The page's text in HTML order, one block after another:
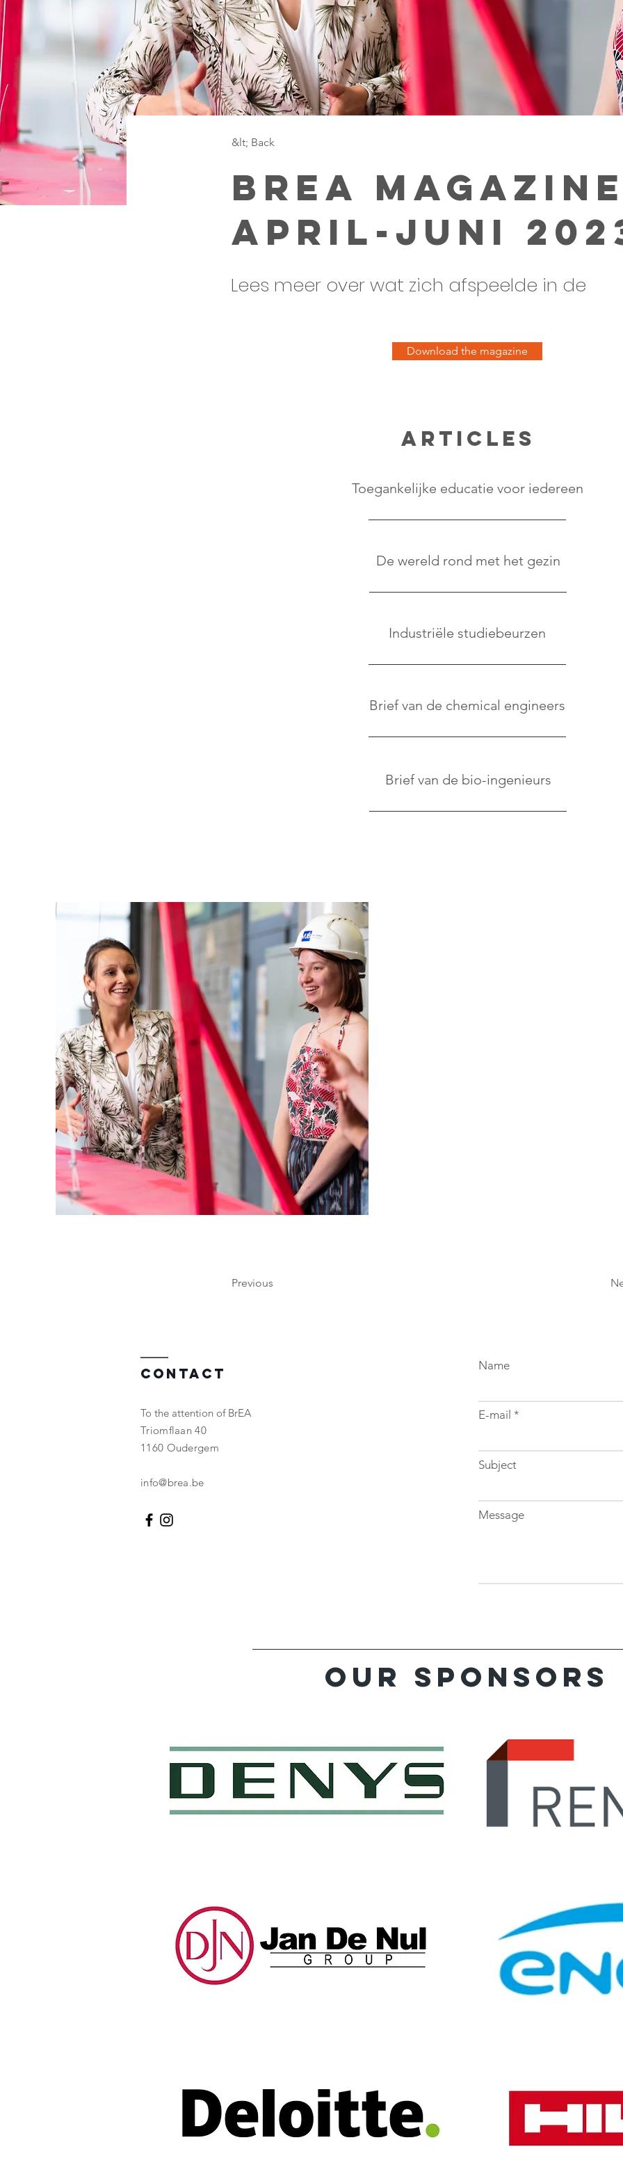
&lt; Back
BrEA
april-juni
Lees meer over wat zich afspeelde in de
Download the magazine
Articles
Toegankelijke educatie voor iedereen
De wereld rond met het gezin
Industriële studiebeurzen
Brief van de chemical engineers
Brief van de bio-ingenieurs
Previous
Contact
To the attention of BrEA
Triomflaan 40
1160 Oudergem
info@brea.be
Name
E-mail
Subject
Message
Our sponsors